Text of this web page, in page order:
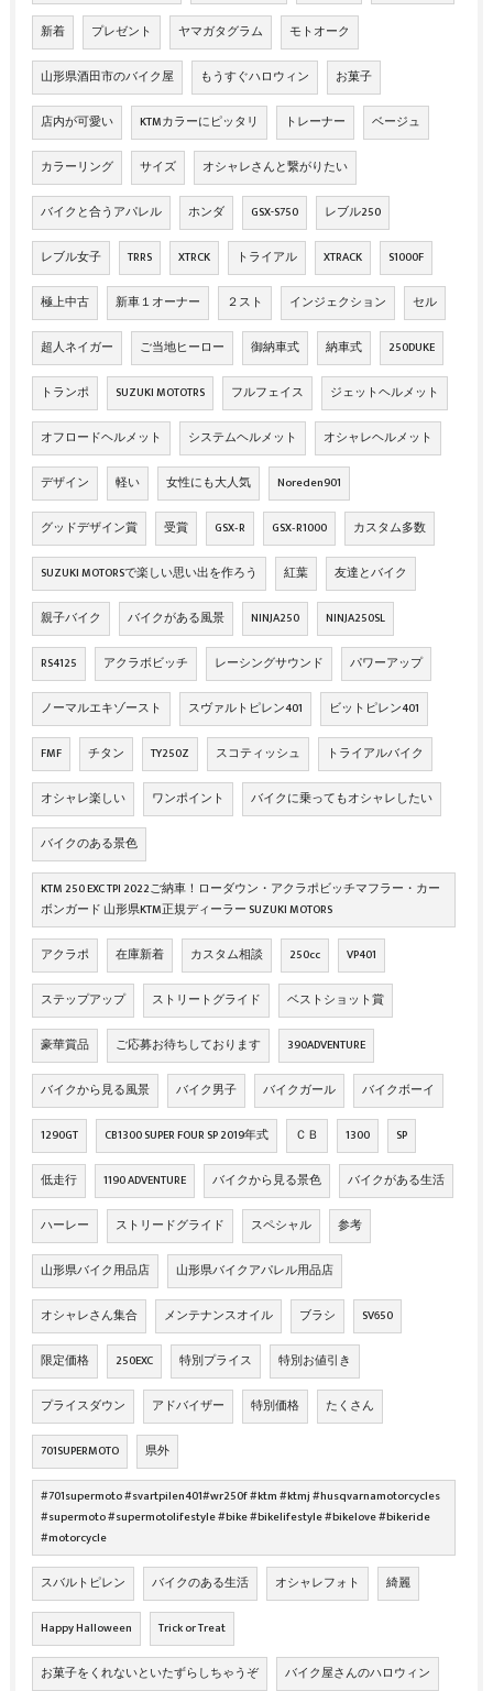
新着 プレゼント ヤマガタグラム モトオーク
山形県酒田市のバイク屋 もうすぐハロウィン お菓子
店内が可愛い KTMカラーにピッタリ トレーナー ベージュ
カラーリング サイズ オシャレさんと繋がりたい
バイクと合うアパレル ホンダ GSX-S750 レブル250
レブル女子 TRRS XTRCK トライアル XTRACK S1000F
極上中古 新車１オーナー ２スト インジェクション セル
超人ネイガー ご当地ヒーロー 御納車式 納車式 250DUKE
トランポ SUZUKI MOTOTRS フルフェイス ジェットヘルメット
オフロードヘルメット システムヘルメット オシャレヘルメット
デザイン 軽い 女性にも大人気 Noreden901
グッドデザイン賞 受賞 GSX‐R GSX‐R1000 カスタム多数
SUZUKI MOTORSで楽しい思い出を作ろう 紅葉 友達とバイク
親子バイク バイクがある風景 NINJA250 NINJA250SL
RS4125 アクラボビッチ レーシングサウンド パワーアップ
ノーマルエキゾースト スヴァルトピレン401 ビットピレン401
FMF チタン TY250Z スコティッシュ トライアルバイク
オシャレ楽しい ワンポイント バイクに乗ってもオシャレしたい
バイクのある景色
KTM 250 EXC TPI 2022ご納車！ローダウン・アクラポビッチマフラー・カー
ボンガード 山形県KTM正規ディーラー SUZUKI MOTORS
アクラポ 在庫新着 カスタム相談 250cc VP401
ステップアップ ストリートグライド ベストショット賞
豪華賞品 ご応募お待ちしております 390ADVENTURE
バイクから見る風景 バイク男子 バイクガール バイクボーイ
1290GT CB1300 SUPER FOUR SP 2019年式 ＣＢ 1300 SP
低走行 1190 ADVENTURE バイクから見る景色 バイクがある生活
ハーレー ストリードグライド スペシャル 参考
山形県バイク用品店 山形県バイクアパレル用品店
オシャレさん集合 メンテナンスオイル ブラシ SV650
限定価格 250EXC 特別プライス 特別お値引き
プライスダウン アドバイザー 特別価格 たくさん
701SUPERMOTO 県外
#701supermoto #svartpilen401#wr250f #ktm #ktmj #husqvarnamotorcycles
#supermoto #supermotolifestyle #bike #bikelifestyle #bikelove #bikeride
#motorcycle
スバルトピレン バイクのある生活 オシャレフォト 綺麗
Happy Halloween Trick or Treat
お菓子をくれないといたずらしちゃうぞ バイク屋さんのハロウィン